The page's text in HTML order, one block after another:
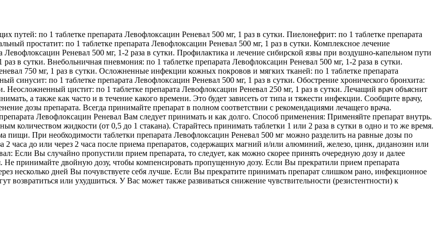
по 1 таблетке препарата Левофлоксацин Реневал 500 мг, 1 раз в сутки. Пиелонефрит: по 1 таблетке препарата
простатит: по 1 таблетке препарата Левофлоксацин Реневал 500 мг, 1 раз в сутки. Комплексное лечение
Левофлоксацин Реневал 500 мг, 1-2 раза в сутки. Профилактика и лечение сибирской язвы при воздушно-капельном пути
в сутки. Внебольничная пневмония: по 1 таблетке препарата Левофлоксацин Реневал 500 мг, 1-2 раза в сутки.
750 мг, 1 раз в сутки. Осложненные инфекции кожных покровов и мягких тканей: по 1 таблетке препарата
синусит: по 1 таблетке препарата Левофлоксацин Реневал 500 мг, 1 раз в сутки. Обострение хронического бронхита:
Неосложненный цистит: по 1 таблетке препарата Левофлоксацин Реневал 250 мг, 1 раз в сутки. Лечащий врач объяснит
а также как часто и в течение какого времени. Это будет зависеть от типа и тяжести инфекции. Сообщите врачу,
дозы препарата. Всегда принимайте препарат в полном соответствии с рекомендациями лечащего врача.
Левофлоксацин Реневал Вам следует принимать и как долго. Способ применения: Применяйте препарат внутрь.
количеством жидкости (от 0,5 до 1 стакана). Старайтесь принимать таблетки 1 или 2 раза в сутки в одно и то же время.
пищи. При необходимости таблетки препарата Левофлоксацин Реневал 500 мг можно разделить на равные дозы по
часа до или через 2 часа после приема препаратов, содержащих магний и/или алюминий, железо, цинк, диданозин или
Если Вы случайно пропустили прием препарата, то следует, как можно скорее принять очередную дозу и далее
принимайте двойную дозу, чтобы компенсировать пропущенную дозу. Если Вы прекратили прием препарата
несколько дней Вы почувствуете себя лучше. Если Вы прекратите принимать препарат слишком рано, инфекционное
или ухудшиться. У Вас может также развиваться снижение чувствительности (резистентности) к